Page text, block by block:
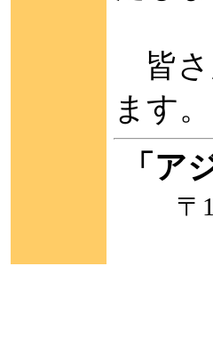
皆さ
ま
「ア
〒